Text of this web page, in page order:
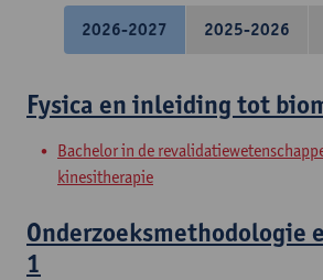
2026-2027 2025-2026
Fysica en inleiding tot
Bachelor in de
kinesitherapie
Onderzoeksmethodologie
1